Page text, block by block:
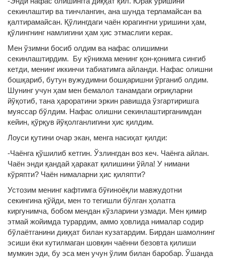
секинлаштир ва тинчлангин, ана шунда терламайсан ва
қалтирамайсан. Қўлингдаги чаён юрагингни уришини ҳам,
қўлингнинг намлигини ҳам ҳис этмаслиги керак.
Мен ўзимни босиб олдим ва нафас олишимни
секинлаштирдим. Бу кўникма менинг қон-қонимга сингиб
кетди, менинг иккинчи табиатимга айланди. Нафас олишни
бошқариб, бутун вужудимни бошқаришни ўрганиб олдим.
Шунинг учун ҳам мен бемалол танамдаги оғриқларни
йўқотиб, тана ҳароратини эркин равишда ўзгартиришга
муяссар бўлдим. Нафас олишни секинлаштирганимдан
кейин, қўрқув йўқолганлигини ҳис қилдим.
Лоуси қутини очар экан, менга насиҳат қилди:
-Чаёнга қўшилиб кетгин. Ўзлингдан воз кеч. Чаёнга айлан.
Чаён энди қандай ҳаракат қилишини ўйла! У нимани
кўряпти? Чаён нималарни ҳис қиляпти?
Устозим менинг кафтимга бўғиноёқли мавжудотни
секингина қўйди, мен то тегишли бўлган ҳолатга
киргунимча, бобом мендан кўзларини узмади. Мен қимир
этмай жойимда турардим, аммо ҳовлида нималар содир
бўлаётганини диққат билан кузатардим. Бирдан шамолнинг
эсиши ёки кутилмаган шовқин чаённи безовта қилиши
мумкин эди, бу эса мен учун ўлим билан баробар. Ўшанда